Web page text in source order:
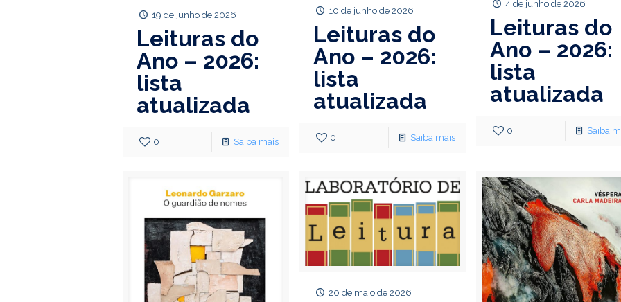
19 de junho de 2026
Leituras do
Ano – 2026:
lista
atualizada
0 Saiba mais
10 de junho de 2026
Leituras do
Ano – 2026:
lista
atualizada
0 Saiba mais
4 de junho de 2026
Leituras do
Ano – 2026:
lista
atualizada
0 Saiba
20 de maio de 2026